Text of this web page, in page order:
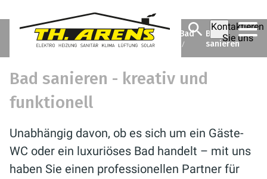
Kontaktieren
Sie uns
Theodor Arens GmbH & Co.
Ratgeber Bad
Bad
sanieren
Bad sanieren - kreativ und
funktionell
Unabhängig davon, ob es sich um ein Gäste-
WC oder ein luxuriöses Bad handelt – mit uns
haben Sie einen professionellen Partner für